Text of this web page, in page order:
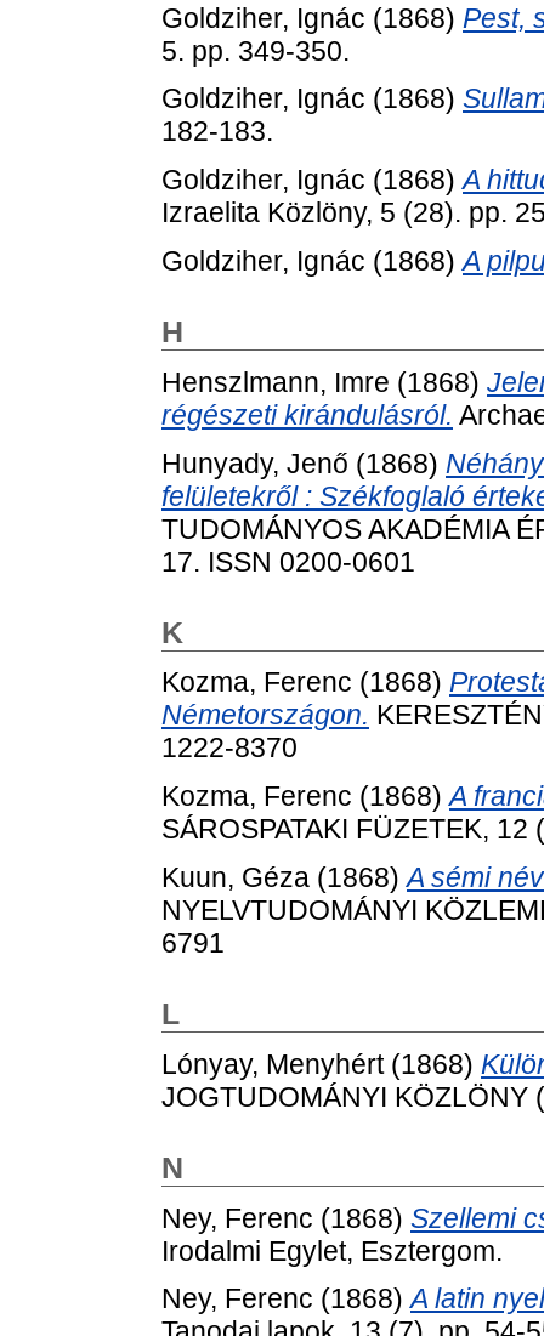
Goldziher, Ignác (1868) Pest,
5. pp. 349-350.
Goldziher, Ignác (1868)
182-183.
Goldziher, Ignác (1868)A
Izraelita Közlöny, 5 (28). pp.
Goldziher, Ignác (1868)A
H
Henszlmann, Imre (1868)
régészeti kirándulásról.
Hunyady, Jenő (1868)
felületekről : Székfoglaló
TUDOMÁNYOS AKADÉMIA
17. ISSN 0200-0601
K
Kozma, Ferenc (1868)
Németországon.
1222-8370
Kozma, Ferenc (1868)A
SÁROSPATAKI FÜZETEK,
Kuun, Géza (1868)A sémi
NYELVTUDOMÁNYI
6791
L
Lónyay, Menyhért(1868)
JOGTUDOMÁNYI KÖZLÖNY
N
Ney, Ferenc (1868) Szellemi
Irodalmi Egylet, Esztergom.
Ney, Ferenc (1868)A latin